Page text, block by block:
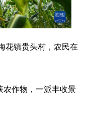
化 数字经济
镇贵头村，农民在
作物，一派丰收景